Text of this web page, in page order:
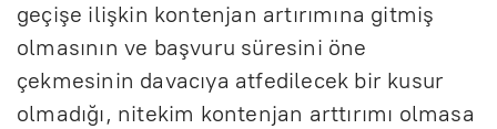
geçişe ilişkin kontenjan artırımına gitmiş
olmasının ve başvuru süresini öne
çekmesinin davacıya atfedilecek bir kusur
olmadığı, nitekim kontenjan arttırımı olmasa